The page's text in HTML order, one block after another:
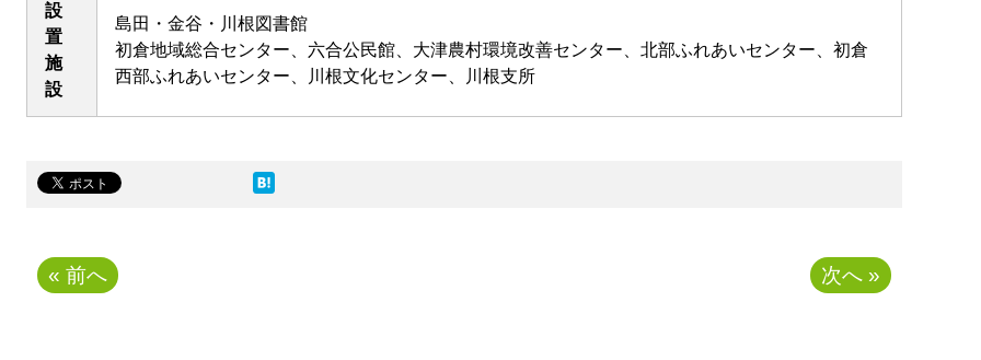
設
置
施
設
島田・金谷・川根図書館
初倉地域総合センター、六合公民館、大津農村環境改善センター、北部ふれあいセンター、初倉
西部ふれあいセンター、川根文化センター、川根支所
« 前へ 次へ »